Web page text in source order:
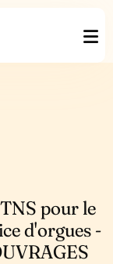
pour le
d'orgues -